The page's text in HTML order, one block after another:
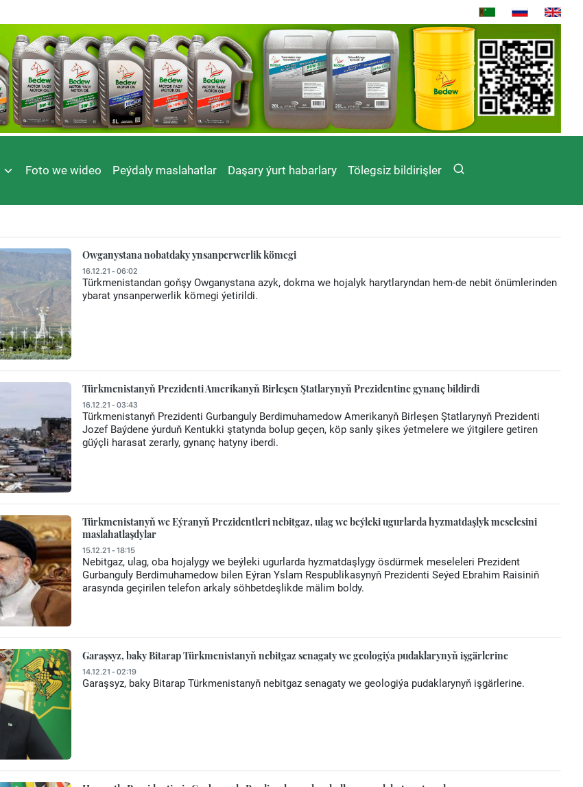
Foto we wideo Peýdaly maslahatlar Daşary ýurt habarlary Tölegsiz bildirişler
Owganystana nobatdaky ynsanperwerlik kömegi
16.12.21 - 06:02
Türkmenistandan goňşy Owganystana azyk, dokma we hojalyk harytlaryndan hem-de nebit önümlerinden
ybarat ynsanperwerlik kömegi ýetirildi.
Türkmenistanyň Prezidenti Amerikanyň Birleşen Ştatlarynyň Prezidentine gynanç bildirdi
16.12.21 - 03:43
Türkmenistanyň Prezidenti Gurbanguly Berdimuhamedow Amerikanyň Birleşen Ştatlarynyň Prezidenti
Jozef Baýdene ýurduň Kentukki ştatynda bolup geçen, köp sanly şikes ýetmelere we ýitgilere getiren
güýçli harasat zerarly, gynanç hatyny iberdi.
Türkmenistanyň we Eýranyň Prezidentleri nebitgaz, ulag we beýleki ugurlarda hyzmatdaşlyk meselesini
maslahatlaşdylar
15.12.21 - 18:15
Nebitgaz, ulag, oba hojalygy we beýleki ugurlarda hyzmatdaşlygy ösdürmek meseleleri Prezident
Gurbanguly Berdimuhamedow bilen Eýran Yslam Respublikasynyň Prezidenti Seýed Ebrahim Raisiniň
arasynda geçirilen telefon arkaly söhbetdeşlikde mälim boldy.
Garaşsyz, baky Bitarap Türkmenistanyň nebitgaz senagaty we geologiýa pudaklarynyň işgärlerine
14.12.21 - 02:19
Garaşsyz, baky Bitarap Türkmenistanyň nebitgaz senagaty we geologiýa pudaklarynyň işgärlerine.